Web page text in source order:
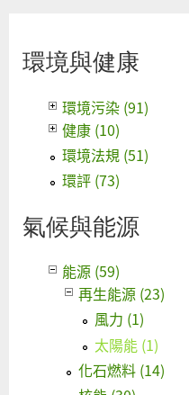
環境與健康
環境污染 (91)
健康 (10)
環境法規 (51)
環評 (73)
氣候與能源
能源 (59)
再生能源 (23)
風力 (1)
太陽能 (1)
化石燃料 (14)